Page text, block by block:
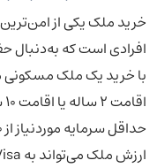
خرید ملک یکی از
افرادی است که به‌دنبال
با خرید یک ملک مسکونی